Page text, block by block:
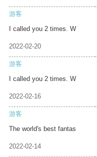
游客
I called you 2 times. W
2022-02-20
游客
I called you 2 times. W
2022-02-16
游客
The world's best fantas
2022-02-14